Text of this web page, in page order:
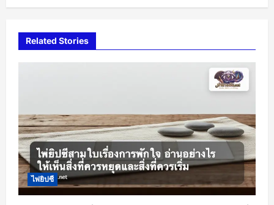
v
g
a
o
n
Related Stories
ไพ่ยิปซี